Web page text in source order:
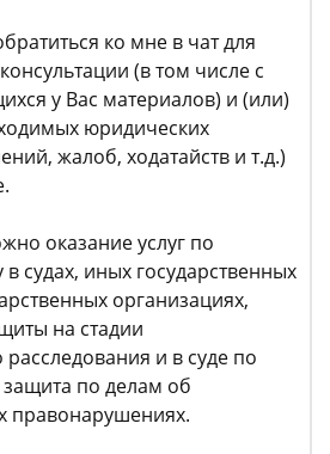
ко мне в чат для
(в том числе с
у Вас материалов) и (или)
юридических
жалоб, ходатайств и т.д.)
оказание услуг по
в судах, иных государственных
организациях,
на стадии
и в суде по
по делам об
правонарушениях.